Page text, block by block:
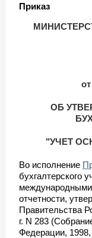
Приказ
ОБ
"УЧЕТ
Во исполнение
бухгалтерского
отчетности,
Правительства
г. N 283
Федерации,